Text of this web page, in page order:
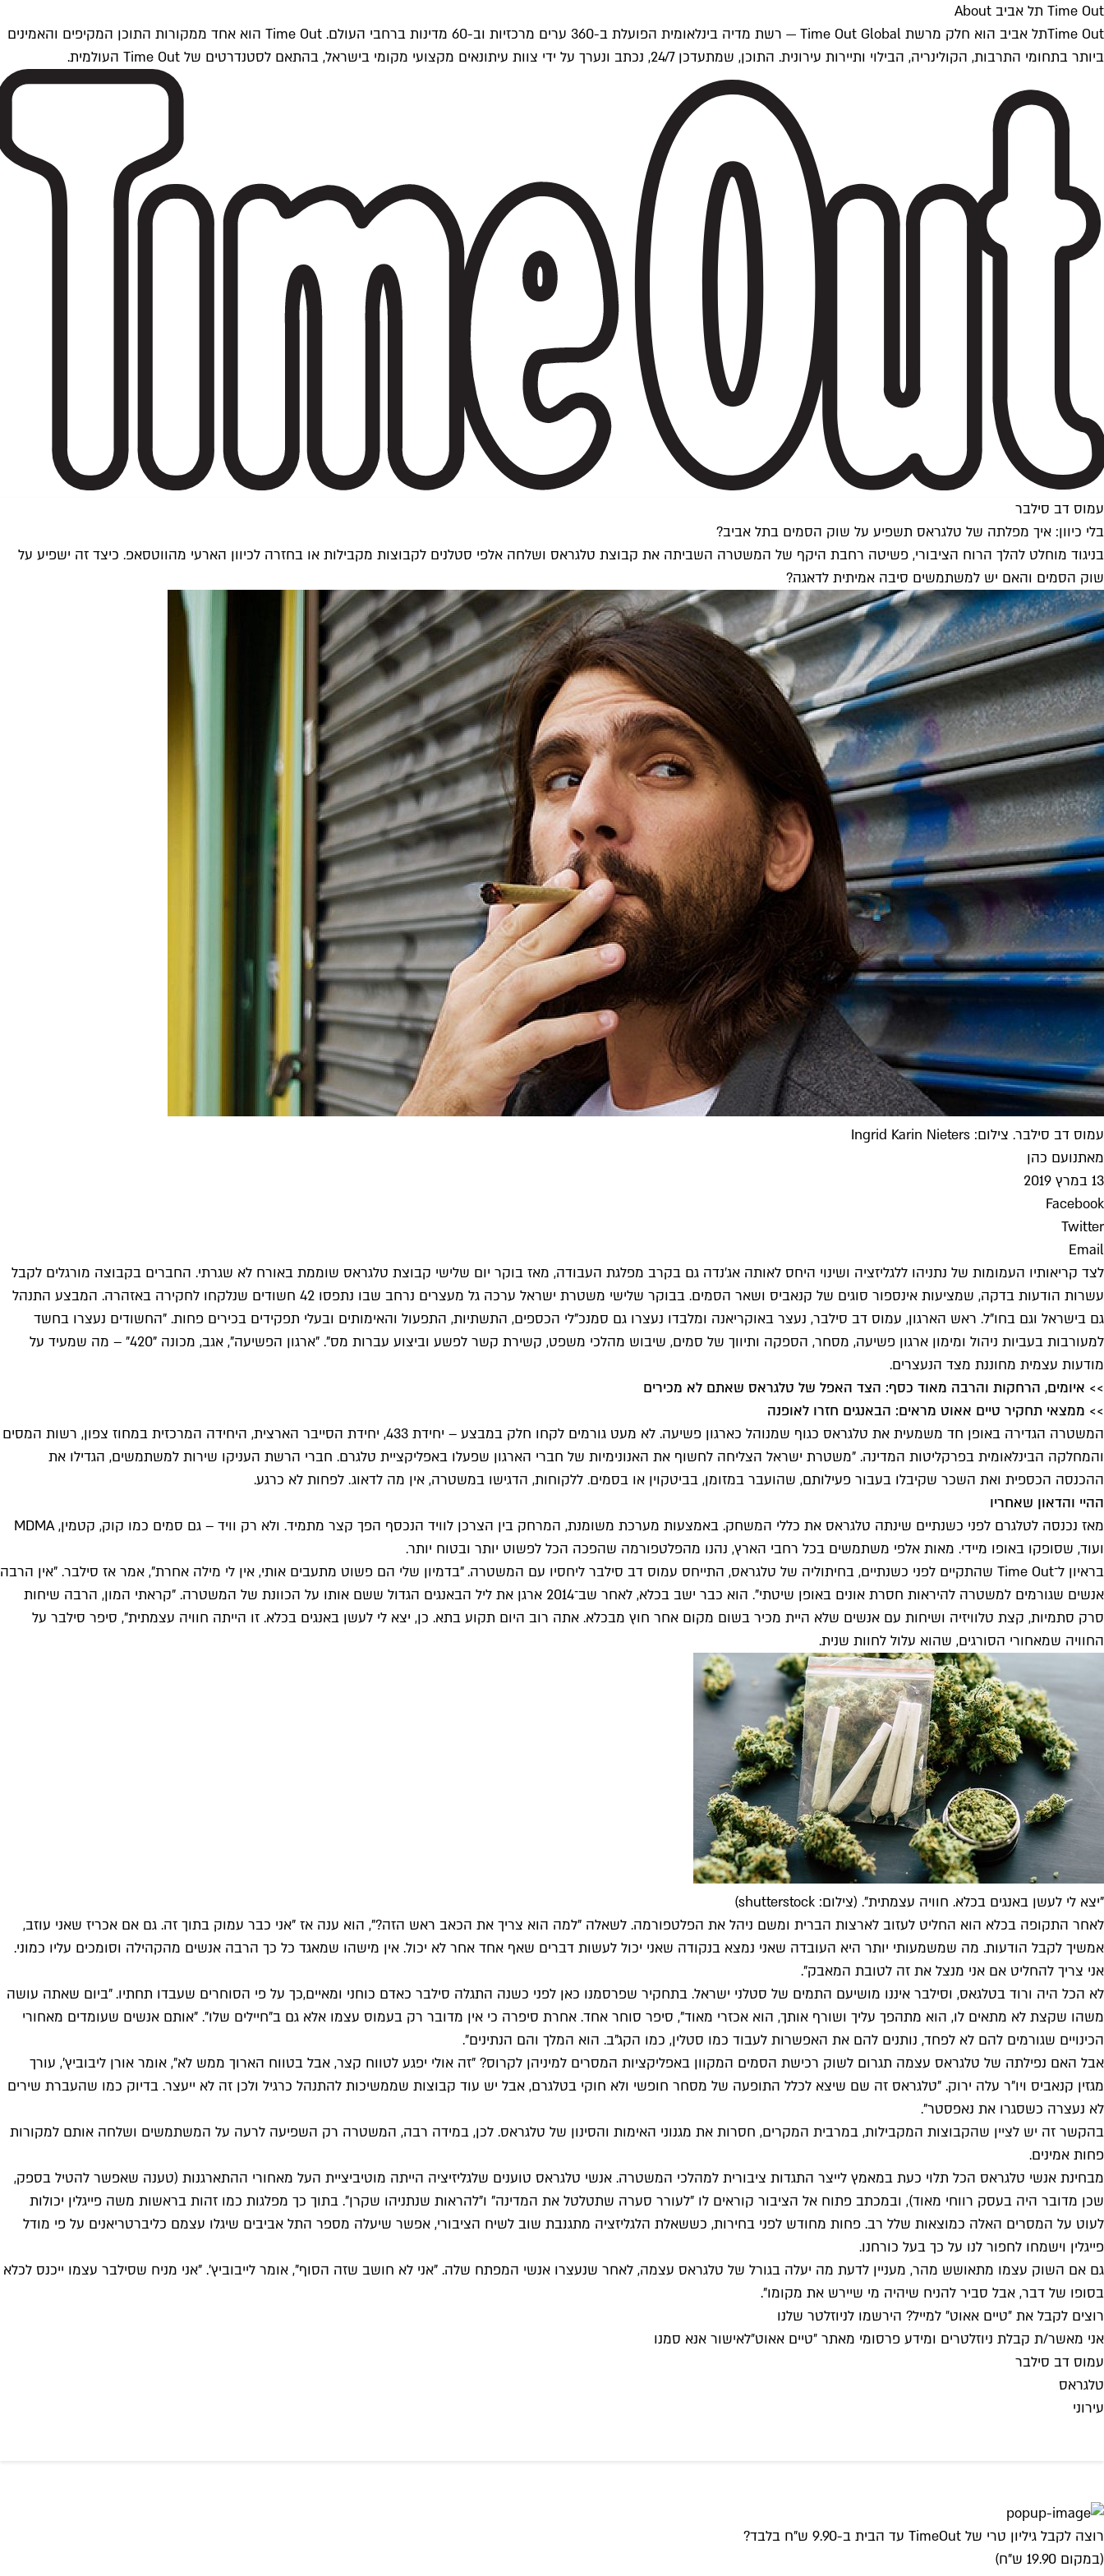
Time Out תל אביב About
Time Outתל אביב הוא חלק מרשת Time Out Global — רשת מדיה בינלאומית הפועלת ב-360 ערים מרכזיות וב-60 מדינות ברחבי העולם. Time Out הוא אחד ממקורות התוכן המקיפים והאמינים
ביותר בתחומי התרבות, הקולינריה, הבילוי ותיירות עירונית. התוכן, שמתעדכן 24/7, נכתב ונערך על ידי צוות עיתונאים מקצועי מקומי בישראל, בהתאם לסטנדרטים של Time Out העולמית.
עמוס דב סילבר
בלי כיוון: איך מפלתה של טלגראס תשפיע על שוק הסמים בתל אביב?
בניגוד מוחלט להלך הרוח הציבורי, פשיטה רחבת היקף של המשטרה השביתה את קבוצת טלגראס ושלחה אלפי סטלנים לקבוצות מקבילות או בחזרה לכיוון הארעי מהווטסאפ. כיצד זה ישפיע על
שוק הסמים והאם יש למשתמשים סיבה אמיתית לדאגה?
עמוס דב סילבר. צילום: Ingrid Karin Nieters
מאתנועם כהן
13 במרץ 2019
Facebook
Twitter
Email
לצד קריאותיו העמומות של נתניהו ללגליזציה ושינוי היחס לאותה אג'נדה גם בקרב מפלגת העבודה, מאז בוקר יום שלישי קבוצת טלגראס שוממת באורח לא שגרתי. החברים בקבוצה מורגלים לקבל
עשרות הודעות בדקה, שמציעות אינספור סוגים של קנאביס ושאר הסמים. בבוקר שלישי משטרת ישראל ערכה גל מעצרים נרחב שבו נתפסו 42 חשודים שנלקחו לחקירה באזהרה. המבצע התנהל
גם בישראל וגם בחו"ל. ראש הארגון, עמוס דב סילבר, נעצר באוקריאנה ומלבדו נעצרו גם סמנכ"לי הכספים, התשתיות, התפעול והאימותים ובעלי תפקידים בכירים פחות. "החשודים נעצרו בחשד
למעורבות בעביות ניהול ומימון ארגון פשיעה, מסחר, הספקה ותיווך של סמים, שיבוש מהלכי משפט, קשירת קשר לפשע וביצוע עברות מס". "ארגון הפשיעה", אגב, מכונה "420" – מה שמעיד על
מודעות עצמית מחוננת מצד הנעצרים.
>> איומים, הרחקות והרבה מאוד כסף: הצד האפל של טלגראס שאתם לא מכירים
>> ממצאי תחקיר טיים אאוט מראים: הבאנגים חזרו לאופנה
המשטרה הגדירה באופן חד משמעית את טלגראס כגוף שמנוהל כארגון פשיעה. לא מעט גורמים לקחו חלק במבצע – יחידת 433, יחידת הסייבר הארצית, היחידה המרכזית במחוז צפון, רשות המסים
והמחלקה הבינלאומית בפרקליטות המדינה. "משטרת ישראל הצליחה לחשוף את האנונימיות של חברי הארגון שפעלו באפליקציית טלגרם. חברי הרשת העניקו שירות למשתמשים, הגדילו את
ההכנסה הכספית ואת השכר שקיבלו בעבור פעילותם, שהועבר במזומן, בביטקוין או בסמים. ללקוחות, הדגישו במשטרה, אין מה לדאוג. לפחות לא כרגע.
ההיי והדאון שאחריו
מאז נכנסה לטלגרם לפני כשנתיים שינתה טלגראס את כללי המשחק. באמצעות מערכת משומנת, המרחק בין הצרכן לוויד הנכסף הפך קצר מתמיד. ולא רק וויד – גם סמים כמו קוק, קטמין, MDMA
ועוד, שסופקו באופו מיידי. מאות אלפי משתמשים בכל רחבי הארץ, נהנו מהפלטפורמה שהפכה הכל לפשוט יותר ובטוח יותר.
בראיון ל־Time Out שהתקיים לפני כשנתיים, בחיתוליה של טלגראס, התייחס עמוס דב סילבר ליחסיו עם המשטרה. "בדמיון שלי הם פשוט מתעבים אותי, אין לי מילה אחרת", אמר אז סילבר. "אין הרבה
אנשים שגורמים למשטרה להיראות חסרת אונים באופן שיטתי". הוא כבר ישב בכלא, לאחר שב־2014 ארגן את ליל הבאנגים הגדול ששם אותו על הכוונת של המשטרה. "קראתי המון, הרבה שיחות
סרק סתמיות, קצת טלוויזיה ושיחות עם אנשים שלא היית מכיר בשום מקום אחר חוץ מבכלא. אתה רוב היום תקוע בתא. כן, יצא לי לעשן באנגים בכלא. זו הייתה חוויה עצמתית", סיפר סילבר על
החוויה שמאחורי הסורגים, שהוא עלול לחוות שנית.
"יצא לי לעשן באנגים בכלא. חוויה עצמתית". (צילום: shutterstock)
לאחר התקופה בכלא הוא החליט לעזוב לארצות הברית ומשם ניהל את הפלטפורמה. לשאלה "למה הוא צריך את הכאב ראש הזה?", הוא ענה אז "אני כבר עמוק בתוך זה. גם אם אכריז שאני עוזב,
אמשיך לקבל הודעות. מה שמשמעותי יותר היא העובדה שאני נמצא בנקודה שאני יכול לעשות דברים שאף אחד אחר לא יכול. אין מישהו שמאגד כל כך הרבה אנשים מהקהילה וסומכים עליו כמוני.
אני צריך להחליט אם אני מנצל את זה לטובת המאבק".
לא הכל היה ורוד בטלגאס, וסילבר איננו מושיעם התמים של סטלני ישראל. בתחקיר שפרסמנו כאן לפני כשנה התגלה סילבר כאדם כוחני ומאיים,כך על פי הסוחרים שעבדו תחתיו. "ביום שאתה עושה
משהו שקצת לא מתאים לו, הוא מתהפך עליך ושורף אותך, הוא אכזרי מאוד", סיפר סוחר אחד. אחרת סיפרה כי אין מדובר רק בעמוס עצמו אלא גם ב"חיילים שלו". "אותם אנשים שעומדים מאחורי
הכינויים שגורמים להם לא לפחד, נותנים להם את האפשרות לעבוד כמו סטלין, כמו הקג"ב. הוא המלך והם הנתינים".
אבל האם נפילתה של טלגראס עצמה תגרום לשוק רכישת הסמים המקוון באפליקציות המסרים למיניהן לקרוס? "זה אולי יפגע לטווח קצר, אבל בטווח הארוך ממש לא", אומר אורן ליבוביץ', עורך
מגזין קנאביס ויו"ר עלה ירוק. "טלגראס זה שם שיצא לכלל התופעה של מסחר חופשי ולא חוקי בטלגרם, אבל יש עוד קבוצות שממשיכות להתנהל כרגיל ולכן זה לא ייעצר. בדיוק כמו שהעברת שירים
לא נעצרה כשסגרו את נאפסטר".
בהקשר זה יש לציין שהקבוצות המקבילות, במרבית המקרים, חסרות את מגנוני האימות והסינון של טלגראס. לכן, במידה רבה, המשטרה רק השפיעה לרעה על המשתמשים ושלחה אותם למקורות
פחות אמינים.
מבחינת אנשי טלגראס הכל תלוי כעת במאמץ לייצר התגדות ציבורית למהלכי המשטרה. אנשי טלגראס טוענים שלגליזיציה הייתה מוטיביציית העל מאחורי ההתארגנות (טענה שאפשר להטיל בספק,
שכן מדובר היה בעסק רווחי מאוד), ובמכתב פתוח אל הציבור קוראים לו "לעורר סערה שתטלטל את המדינה" ו"להראות שנתניהו שקרן". בתוך כך מפלגות כמו זהות בראשות משה פייגלין יכולות
לעוט על המסרים האלה כמוצאות שלל רב. פחות מחודש לפני בחירות, כששאלת הלגליזציה מתגנבת שוב לשיח הציבורי, אפשר שיעלה מספר התל אביבים שיגלו עצמם כליברטריאנים על פי מודל
פייגלין וישמחו לחפור לנו על כך בעל כורחנו.
גם אם השוק עצמו מתאושש מהר, מעניין לדעת מה יעלה בגורל של טלגראס עצמה, לאחר שנעצרו אנשי המפתח שלה. "אני לא חושב שזה הסוף", אומר לייבוביץ'. "אני מניח שסילבר עצמו ייכנס לכלא
בסופו של דבר, אבל סביר להניח שיהיה מי שיירש את מקומו".
רוצים לקבל את ״טיים אאוט״ למייל? הירשמו לניוזלטר שלנו
אני מאשר/ת קבלת ניוזלטרים ומידע פרסומי מאתר ״טיים אאוט״לאישור אנא סמנו
עמוס דב סילבר
טלגראס
עירוני
רוצה לקבל גיליון טרי של TimeOut עד הבית ב-9.90 ש"ח בלבד?
(במקום 19.90 ש"ח)